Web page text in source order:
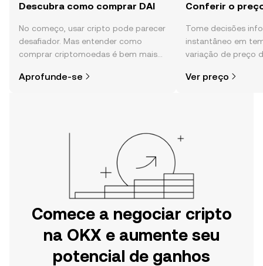
Descubra como comprar DAI
No começo, usar cripto pode parecer
desafiador. Mas entender como
comprar criptomoedas é bem mais
especialmente quando você já sabe
Aprofunde-se
Conferir o
Tome decisões
instantâneo em
variação de preço
mais.
Ver preço
Comece a negociar cripto
na OKX e aumente seu
potencial de ganhos